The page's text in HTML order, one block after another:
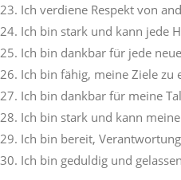
Ich verdiene Respekt von
Ich bin stark und kann jede
Ich bin dankbar für jede
Ich bin fähig, meine Ziele zu
Ich bin dankbar für meine
Ich bin stark und kann
Ich bin bereit,
Ich bin geduldig und